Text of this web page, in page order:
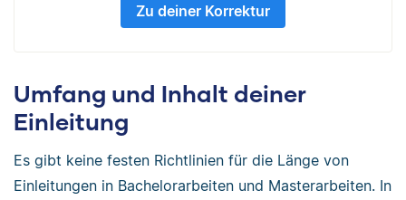
Zu deiner Korrektur
Umfang und Inhalt deiner
Einleitung
Es gibt keine festen Richtlinien für die Länge von
Einleitungen in Bachelorarbeiten und Masterarbeiten. In